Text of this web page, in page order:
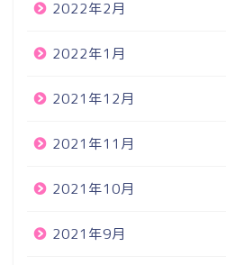
2022年2月
2022年1月
2021年12月
2021年11月
2021年10月
2021年9月